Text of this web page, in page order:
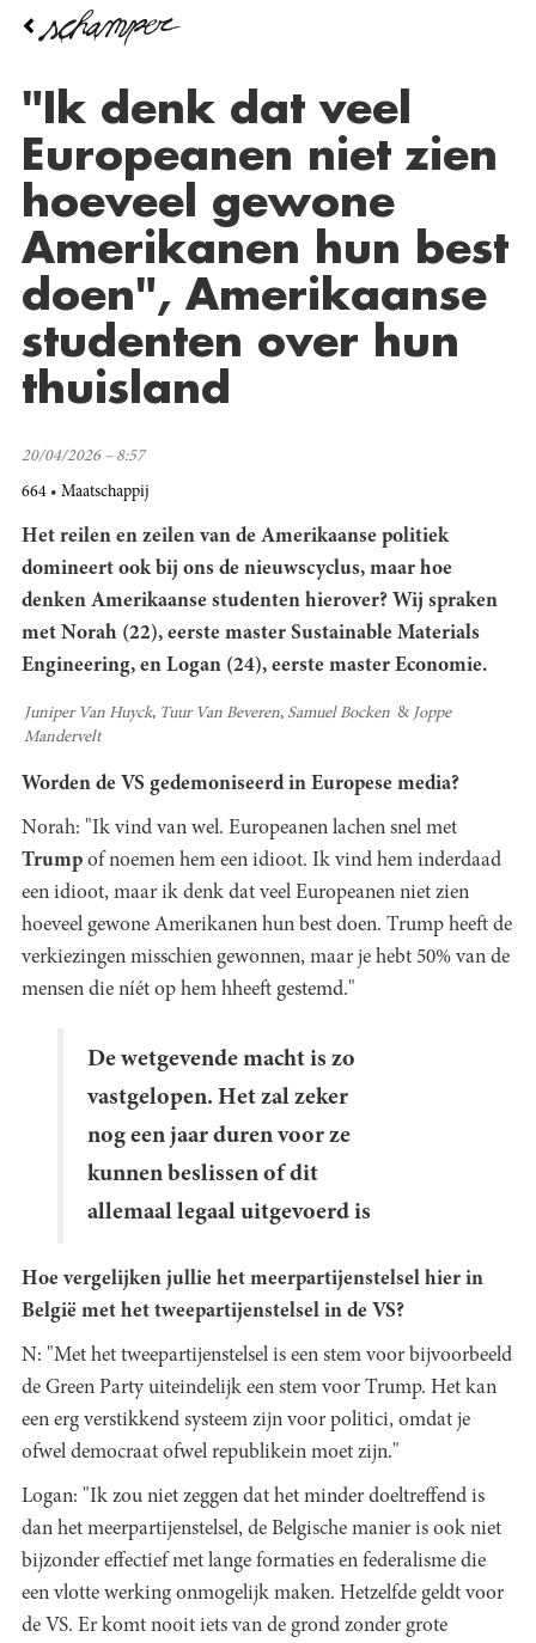
Overslaan
inhoud
gaan"Ik denk dat veel
Europeanen niet zien
hoeveel gewone
Amerikanen hun best
doen", Amerikaanse
studenten over hun
thuisland
20/04/2026 – 8:57
664 Maatschappij
Het reilen en zeilen van de Amerikaanse politiek
domineert ook bij ons de nieuwscyclus, maar hoe
denken Amerikaanse studenten hierover? Wij spraken
met Norah (22), eerste master Sustainable Materials
Engineering, en Logan (24), eerste master Economie.
Juniper Van Huyck Tuur Van Beveren Samuel Bocken
Joppe
Mandervelt
Worden de VS gedemoniseerd in Europese media?
Norah: "Ik vind van wel. Europeanen lachen snel met
Trump of noemen hem een idioot. Ik vind hem inderdaad
een idioot, maar ik denk dat veel Europeanen niet zien
hoeveel gewone Amerikanen hun best doen. Trump heeft de
verkiezingen misschien gewonnen, maar je hebt 50% van de
mensen die níét op hem hheeft gestemd."
De wetgevende macht is zo
vastgelopen. Het zal zeker
nog een jaar duren voor ze
kunnen beslissen of dit
allemaal legaal uitgevoerd is
Hoe vergelijken jullie het meerpartijenstelsel hier in
België met het tweepartijenstelsel in de VS?
N: "Met het tweepartijenstelsel is een stem voor bijvoorbeeld
de Green Party uiteindelijk een stem voor Trump. Het kan
een erg verstikkend systeem zijn voor politici, omdat je
ofwel democraat ofwel republikein moet zijn."
Logan: "Ik zou niet zeggen dat het minder doeltreffend is
dan het meerpartijenstelsel, de Belgische manier is ook niet
bijzonder effectief met lange formaties en federalisme die
een vlotte werking onmogelijk maken. Hetzelfde geldt voor
de VS. Er komt nooit iets van de grond zonder grote